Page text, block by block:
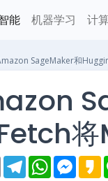
能 机器学习 计
SageMaker和
将
E
m
T
e
W
h
M
e
K
a